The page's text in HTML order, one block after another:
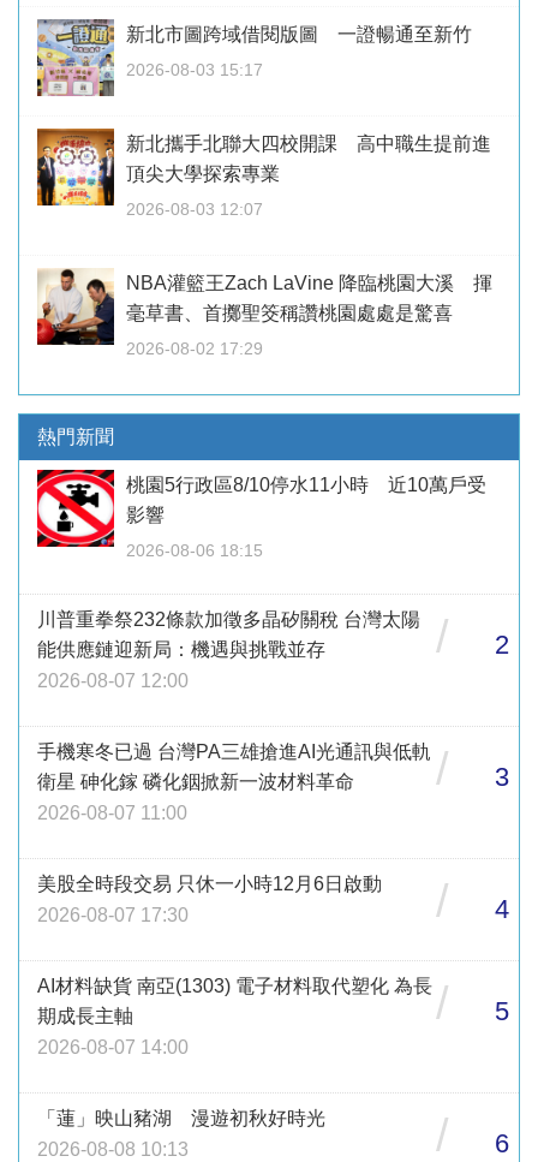
新北市圖跨域借閱版圖 一證暢通至新竹
2026-08-03 15:17
新北攜手北聯大四校開課 高中職生提前進
頂尖大學探索專業
2026-08-03 12:07
NBA灌籃王Zach LaVine 降臨桃園大溪 揮
毫草書、首擲聖筊稱讚桃園處處是驚喜
2026-08-02 17:29
熱門新聞
桃園5行政區8/10停水11小時 近10萬戶受
影響
2026-08-06 18:15
川普重拳祭232條款加徵多晶矽關稅 台灣太陽
能供應鏈迎新局：機遇與挑戰並存
2026-08-07 12:00
/ 2
手機寒冬已過 台灣PA三雄搶進AI光通訊與低軌
衛星 砷化鎵 磷化銦掀新一波材料革命
2026-08-07 11:00
/ 3
美股全時段交易 只休一小時12月6日啟動
2026-08-07 17:30
/ 4
AI材料缺貨 南亞(1303) 電子材料取代塑化 為長
期成長主軸
2026-08-07 14:00
/ 5
「蓮」映山豬湖 漫遊初秋好時光
2026-08-08 10:13
/ 6